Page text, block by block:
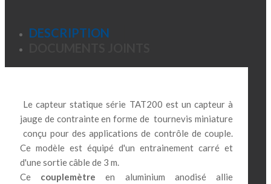
DESCRIPTION
Le capteur statique série TAT200 est un capteur à
jauge de contrainte en forme de tournevis miniature
conçu pour des applications de contrôle de couple.
Ce modèle est équipé d'un entrainement carré et
d'une sortie câble de 3 m.
Ce couplemètre en aluminium anodisé allie